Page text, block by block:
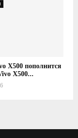
X500 пополнится
X500...